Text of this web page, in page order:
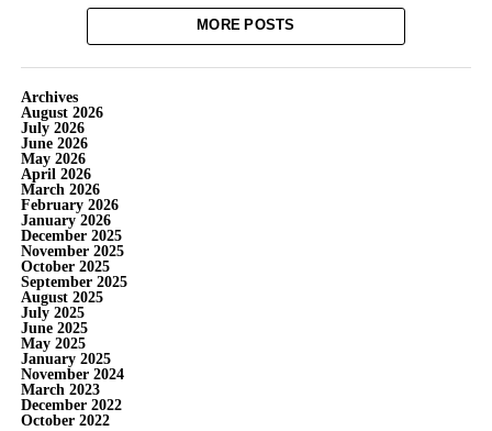
MORE POSTS
Archives
August 2026
July 2026
June 2026
May 2026
April 2026
March 2026
February 2026
January 2026
December 2025
November 2025
October 2025
September 2025
August 2025
July 2025
June 2025
May 2025
January 2025
November 2024
March 2023
December 2022
October 2022